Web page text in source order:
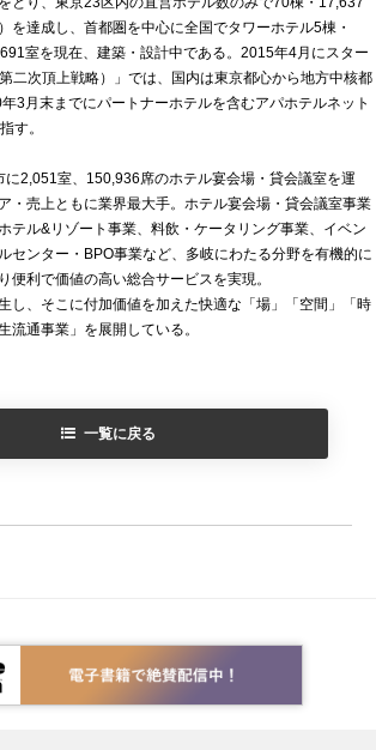
を達成し、首都圏を中心に全国でタワーホテル5棟・
室を現在、建築・設計中である。2015年4月にスター
二次頂上戦略）」では、国内は東京都心から地方中核都
3月末までにパートナーホテルを含むアパホテルネット
す。
2,051室、150,936席のホテル宴会場・貸会議室を運
・売上ともに業界最大手。ホテル宴会場・貸会議室事業
テル&リゾート事業、料飲・ケータリング事業、イベン
センター・BPO事業など、多岐にわたる分野を有機的に
便利で価値の高い総合サービスを実現。
し、そこに付加価値を加えた快適な「場」「空間」「時
流通事業」を展開している。
一覧に戻る